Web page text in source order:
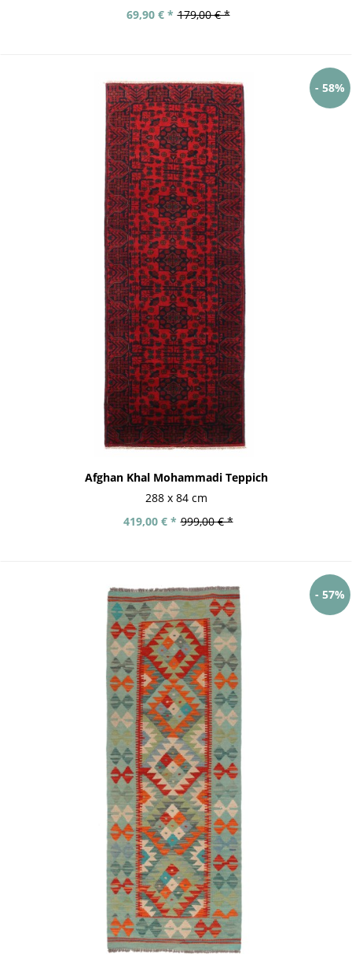
179,00 € *
69,90 € *
- 58%
Afghan Khal Mohammadi Teppich
288 x 84 cm
999,00 € *
419,00 € *
- 57%